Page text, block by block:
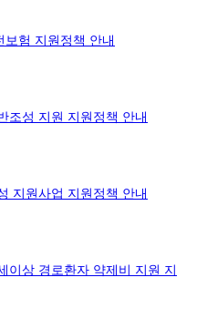
보험 지원정책 안내
조성 지원 지원정책 안내
지원사업 지원정책 안내
이상 경로환자 약제비 지원 지